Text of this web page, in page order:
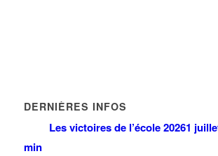
DERNIÈRES INFOS
Les victoires de l’école 20261
min